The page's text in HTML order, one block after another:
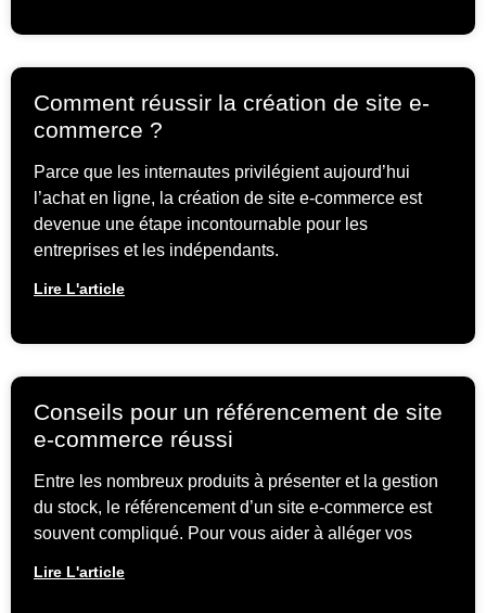
Comment réussir la création de site e-
commerce ?
Parce que les internautes privilégient aujourd’hui
l’achat en ligne, la création de site e-commerce est
devenue une étape incontournable pour les
entreprises et les indépendants.
Lire L'article
Conseils pour un référencement de site
e-commerce réussi
Entre les nombreux produits à présenter et la gestion
du stock, le référencement d’un site e-commerce est
souvent compliqué. Pour vous aider à alléger vos
Lire L'article